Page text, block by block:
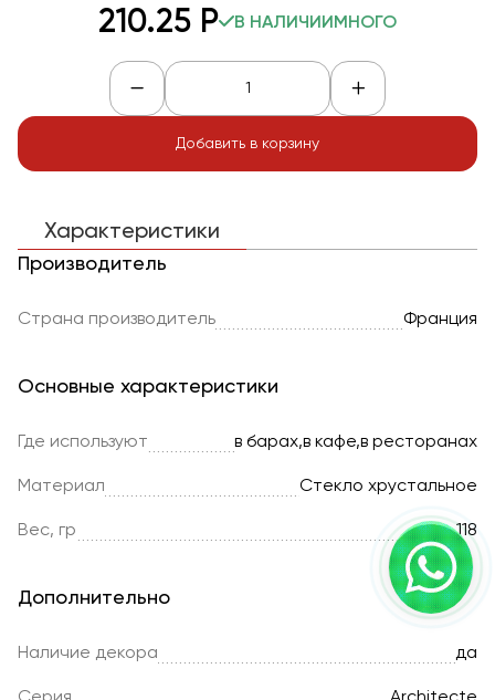
210.25 Р В НАЛИЧИИ МНОГО
Добавить в корзину
Характеристики
Производитель
Страна производитель Франция
Основные характеристики
Где используют в барах,в кафе,в ресторанах
Материал Стекло хрустальное
Вес, гр 118
Дополнительно
Наличие декора да